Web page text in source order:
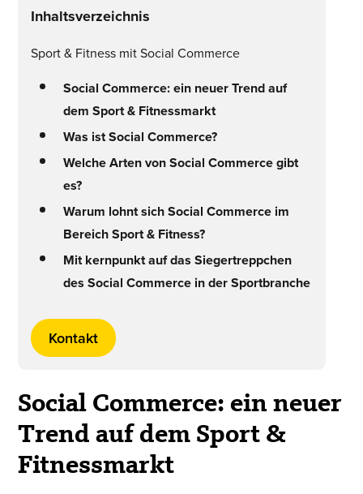
Inhaltsverzeichnis
Sport & Fitness mit Social Commerce
Social Commerce: ein neuer Trend auf
dem Sport & Fitnessmarkt
Was ist Social Commerce?
Welche Arten von Social Commerce gibt
es?
Warum lohnt sich Social Commerce im
Bereich Sport & Fitness?
Mit kernpunkt auf das Siegertreppchen
des Social Commerce in der Sportbranche
Kontakt
Social Commerce: ein neuer
Trend auf dem Sport &
Fitnessmarkt